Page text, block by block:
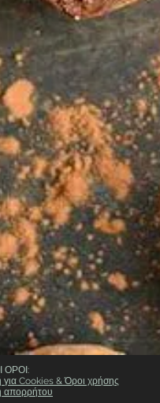
ΟΡΟΙ:
για Cookies &Όροι χρήσης
απορρήτου